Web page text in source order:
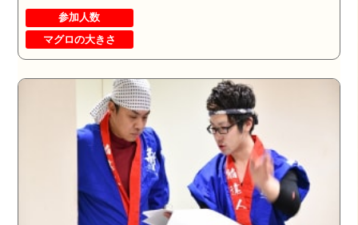
参加人数
マグロの大きさ